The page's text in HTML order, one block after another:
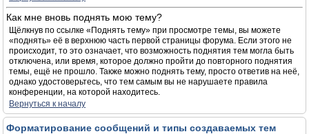
Как мне вновь поднять мою тему?
Щёлкнув по ссылке «Поднять тему» при просмотре темы, вы можете
«поднять» её в верхнюю часть первой страницы форума. Если этого не
происходит, то это означает, что возможность поднятия тем могла быть
отключена, или время, которое должно пройти до повторного поднятия
темы, ещё не прошло. Также можно поднять тему, просто ответив на неё,
однако удостоверьтесь, что тем самым вы не нарушаете правила
конференции, на которой находитесь.
Вернуться к началу
Форматирование сообщений и типы создаваемых тем